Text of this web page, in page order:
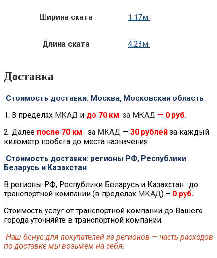
Ширина ската 1.17м.
Длина ската 4.23м.
Доставка
Стоимость доставки: Москва, Московская область
1. В пределах МКАД и до 70 км. за МКАД — 0 руб.
2. Далее после 70 км. за МКАД — 30 рублей за каждый
километр пробега до места назначения
Стоимость доставки: регионы РФ, Республики
Беларусь и Казахстан
В регионы РФ, Республики Беларусь и Казахстан : до
транспортной компании (в пределах МКАД) – 0 руб.
Стоимость услуг от транспортной компании до Вашего
города уточняйте в транспортной компании.
Наш бонус для покупателей из регионов — часть расходов
по доставке мы возьмем на себя!